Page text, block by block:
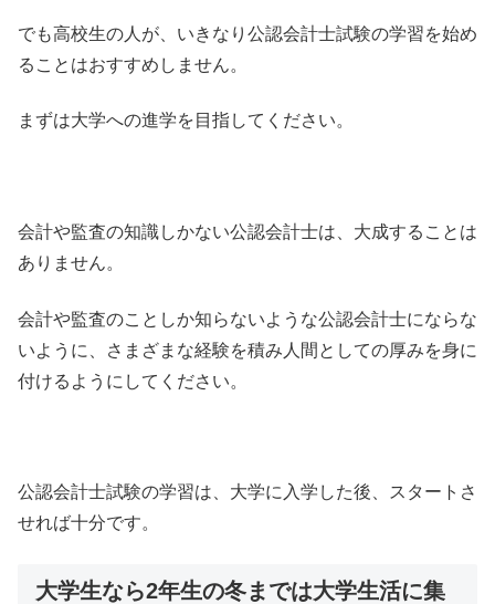
でも高校生の人が、いきなり公認会計士試験の学習を始め
ることはおすすめしません。
まずは大学への進学を目指してください。
会計や監査の知識しかない公認会計士は、大成することは
ありません。
会計や監査のことしか知らないような公認会計士にならな
いように、さまざまな経験を積み人間としての厚みを身に
付けるようにしてください。
公認会計士試験の学習は、大学に入学した後、スタートさ
せれば十分です。
大学生なら2年生の冬までは大学生活に集